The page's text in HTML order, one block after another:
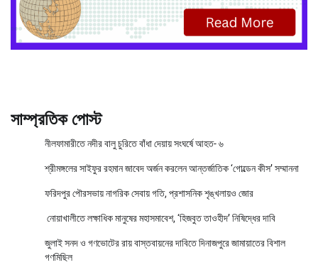
সাম্প্রতিক পোস্ট
নীলফামারীতে নদীর বালু চুরিতে বাঁধা দেয়ায় সংঘর্ষে আহত- ৬
শ্রীমঙ্গলের সাইফুর রহমান জাবেদ অর্জন করলেন আন্তর্জাতিক ‘গোল্ডেন কীস’ সম্মাননা
ফরিদপুর পৌরসভায় নাগরিক সেবায় গতি, প্রশাসনিক শৃঙ্খলায়ও জোর
নোয়াখালীতে লক্ষাধিক মানুষের মহাসমাবেশ, ‘হিজবুত তাওহীদ’ নিষিদ্ধের দাবি
জুলাই সনদ ও গণভোটের রায় বাস্তবায়নের দাবিতে দিনাজপুরে জামায়াতের বিশাল
গণমিছিল